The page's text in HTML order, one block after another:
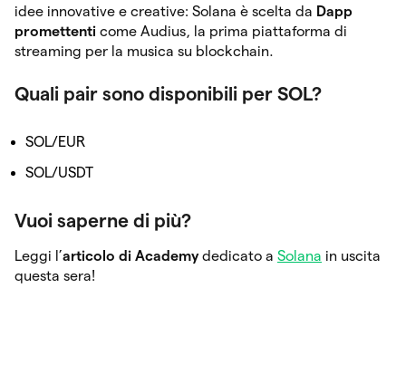
idee innovative e creative: Solana è scelta da Dapp
promettenti come Audius, la prima piattaforma di
streaming per la musica su blockchain.
Quali pair sono disponibili per SOL?
SOL/EUR
SOL/USDT
Vuoi saperne di più?
Leggi l’articolo di Academydedicato a Solana in uscita
questa sera!